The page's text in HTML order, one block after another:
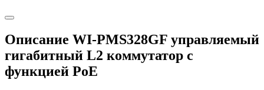
Описание WI-PMS328GF управляемый
гигабитный L2 коммутатор с
функцией PoE